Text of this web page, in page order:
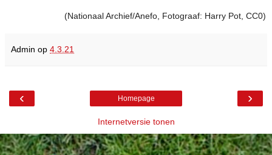
(Nationaal Archief/Anefo, Fotograaf: Harry Pot, CC0)
Admin op 4.3.21
‹ ›
Homepage
Internetversie tonen